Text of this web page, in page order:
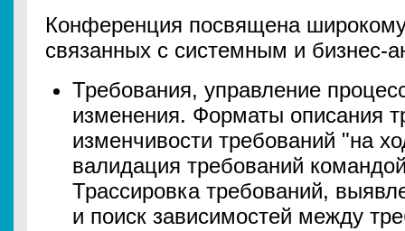
Конференция посвящена
связанных с системным и бизнес-
Требования, управление
изменения. Форматы описания
изменчивости требований "на
валидация требований
Трассировка требований,
и поиск зависимостей между